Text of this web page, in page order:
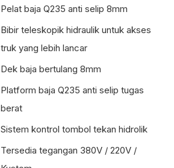
Pelat baja Q235 anti selip 8mm
Bibir teleskopik hidraulik untuk akses
truk yang lebih lancar
Dek baja bertulang 8mm
Platform baja Q235 anti selip tugas
berat
Sistem kontrol tombol tekan hidrolik
Tersedia tegangan 380V / 220V /